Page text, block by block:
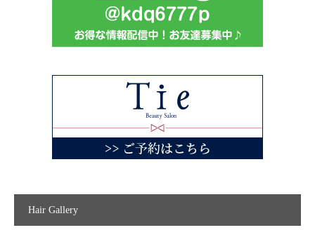
Hair Gallery